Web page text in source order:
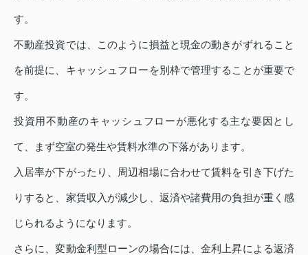
す。
不動産投資では、このように損益と現金の動きがずれること
を前提に、キャッシュフローを別枠で管理することが重要で
す。
投資用不動産のキャッシュフローが悪化する主な要因とし
て、まず空室の発生や賃料水準の下落があります。
入居率が下がったり、周辺相場に合わせて賃料を引き下げた
りすると、家賃収入が減少し、返済や諸費用の負担が重く感
じられるようになります。
さらに、変動金利型ローンの場合には、金利上昇による返済